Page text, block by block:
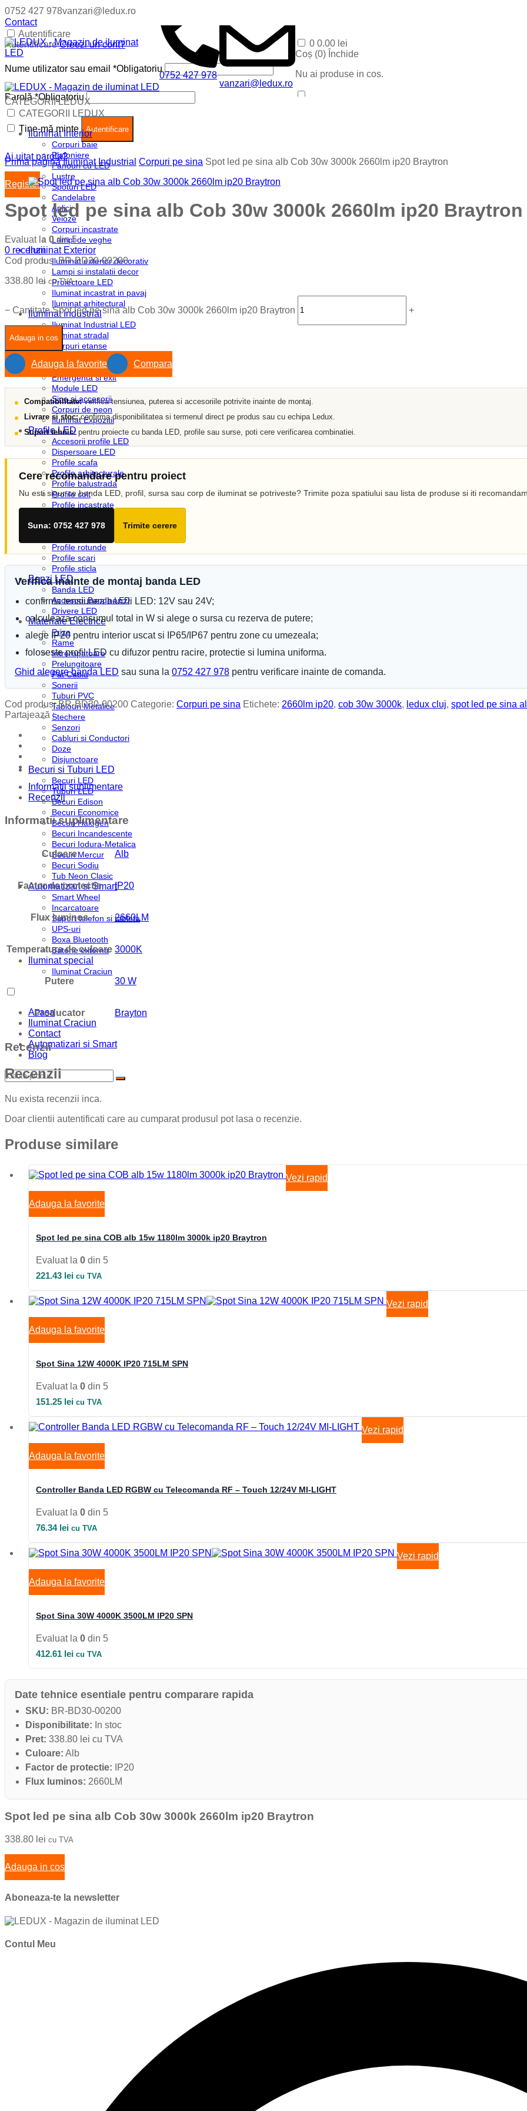
0752 427 978vanzari@ledux.ro
Contact
Autentificare
Autentificare Creezi un cont?
Nume utilizator sau email *Obligatoriu
Parolă*Obligatoriu
Ține-mă minte Autentificare
Ai uitat parola?
Register
Coș ( 0)Închide
Nu ai produse in cos.
0752 427 978
vanzari@ledux.ro
0 0.00 lei
Coș (0) Închide
Nu ai produse in cos.
Corpuri baie
Corpuri LED
Iluminat Exterior
Iluminat exterior decorativ
Pat Cablu
Tambur
Adaptor
Dulii
Doze
Becuri si Tuburi LED
Panouri cu LED
Lustre
Spoturi LED
Candelabre
Aplici Cristal
CATEGORII LEDUX
CATEGORII LEDUX
Iluminat Interior
Corpuri baie
Plafoniere
Panouri cu LED
Lustre
Spoturi LED
Candelabre
Aplici
Veioze
Corpuri incastrate
Lampi de veghe
Iluminat Exterior
Iluminat exterior decorativ
Lampi si instalatii decor
Proiectoare LED
Iluminat incastrat in pavaj
Iluminat arhitectural
Iluminat Industrial
Iluminat Industrial LED
Iluminat stradal
Corpuri etanse
Corpuri pe sina
Emergenta si exit
Module LED
Sine si accesorii
Corpuri de neon
Iluminat Expozitii
Profile LED
Accesorii profile LED
Dispersoare LED
Profile scafa
Profile arhitecturale
Profile balustrada
Profile colt
Profile incastrate
Profile pardoseala
Profile rotunde
Profile scari
Profile sticla
Benzi LED
Banda LED
Accesorii Banda LED
Drivere LED
Materiale Electrice
Prize
Rame
Intrerupatoare
Prelungitoare
Pat Cablu
Sonerii
Tuburi PVC
Tablouri Metalice
Stechere
Senzori
Cabluri si Conductori
Doze
Disjunctoare
Becuri si Tuburi LED
Becuri LED
Tuburi LED
Becuri Edison
Becuri Economice
Becuri Halogen
Becuri Incandescente
Becuri Iodura-Metalica
Becuri Mercur
Becuri Sodiu
Tub Neon Clasic
Automatizari si Smart
Smart Wheel
Incarcatoare
Suport telefon si tableta
UPS-uri
Boxa Bluetooth
Baterie externa
Iluminat special
Iluminat Craciun
Acasa
Iluminat Craciun
Contact
Automatizari si Smart
Blog
Prima pagină Iluminat Industrial Corpuri pe sina Spot led pe sina alb Cob 30w 3000k 2660lm ip20 Braytron
Spot led pe sina alb Cob 30w 3000k 2660lm ip20 Braytron
Evaluat la 0 din 5
0 recenzii
Cod produs: BR-BD30-00200
338.80 lei cu TVA
− Cantitate Spot led pe sina alb Cob 30w 3000k 2660lm ip20 Braytron +
Adauga in cos
Adauga la favorite Compara
Compatibilitate:verifica tensiunea, puterea si accesoriile potrivite inainte de montaj.
Livrare si stoc: confirma disponibilitatea si termenul direct pe produs sau cu echipa Ledux.
Suport tehnic: pentru proiecte cu banda LED, profile sau surse, poti cere verificarea combinatiei.
Cere recomandare pentru proiect
Nu esti sigur ce banda LED, profil, sursa sau corp de iluminat se potriveste? Trimite poza spatiului sau lista de produse si iti
Suna: 0752 427 978 Trimite cerere
Verifica inainte de montaj banda LED
confirma tensiunea benzii LED: 12V sau 24V;
calculeaza consumul total in W si alege o sursa cu rezerva de putere;
alege IP20 pentru interior uscat si IP65/IP67 pentru zone cu umezeala;
foloseste profil LED cu difuzor pentru racire, protectie si lumina uniforma.
Ghid alegere banda LED sau suna la 0752 427 978 pentru verificare inainte de comanda.
Cod produs:BR-BD30-00200 Categorie: Corpuri pe sina Etichete: 2660lm ip20, cob 30w 3000k, ledux cluj, spot led pe sina
Partajează :
Informatii suplimentare
Recenzii
Informatii suplimentare
Culoare Alb
Factor de protectie IP20
Flux luminos 2660LM
Temperatura de culoare 3000K
Putere 30 W
Producator Brayton
Recenzii
Recenzii
Nu exista recenzii inca.
Doar clientii autentificati care au cumparat produsul pot lasa o recenzie.
Produse similare
Vezi rapid
Adauga la favorite
Spot led pe sina COB alb 15w 1180lm 3000k ip20 Braytron
Evaluat la 0 din 5
221.43 lei cu TVA
Vezi rapid
Adauga la favorite
Spot Sina 12W 4000K IP20 715LM SPN
Evaluat la 0 din 5
151.25 lei cu TVA
Vezi rapid
Adauga la favorite
Controller Banda LED RGBW cu Telecomanda RF – Touch 12/24V MI-LIGHT
Evaluat la 0 din 5
76.34 lei cu TVA
Vezi rapid
Adauga la favorite
Spot Sina 30W 4000K 3500LM IP20 SPN
Evaluat la 0 din 5
412.61 lei cu TVA
Date tehnice esentiale pentru comparare rapida
SKU: BR-BD30-00200
Disponibilitate: In stoc
Pret: 338.80 lei cu TVA
Culoare: Alb
Factor de protectie: IP20
Flux luminos: 2660LM
Spot led pe sina alb Cob 30w 3000k 2660lm ip20 Braytron
338.80 lei cu TVA
Adauga in cos
Aboneaza-te la newsletter
Contul Meu